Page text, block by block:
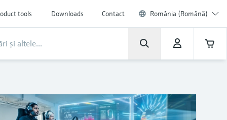
tools Downloads Contact România (Română)